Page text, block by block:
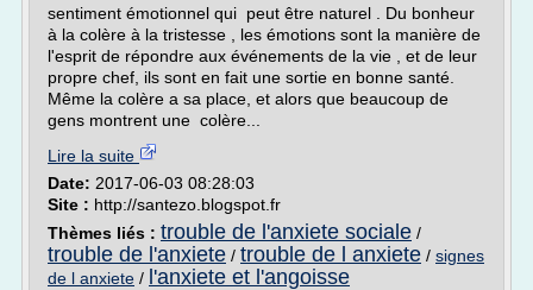
sentiment émotionnel qui peut être naturel . Du bonheur
à la colère à la tristesse , les émotions sont la manière de
l'esprit de répondre aux événements de la vie , et de leur
propre chef, ils sont en fait une sortie en bonne santé.
Même la colère a sa place, et alors que beaucoup de
gens montrent une colère...
Lire la suite
Date: 2017-06-03 08:28:03
Site : http://santezo.blogspot.fr
Thèmes liés : trouble de l'anxiete sociale /
trouble de l'anxiete / trouble de l anxiete / signes
de l anxiete / l'anxiete et l'angoisse